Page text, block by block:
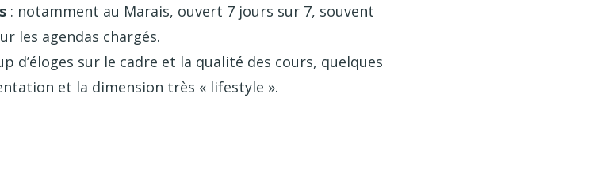
: notamment au Marais, ouvert 7 jours sur 7, souvent
les agendas chargés.
d’éloges sur le cadre et la qualité des cours, quelques
et la dimension très « lifestyle ».